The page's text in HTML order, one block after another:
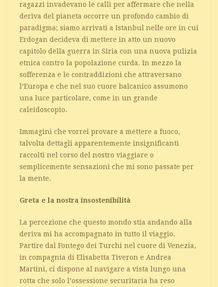
ragazzi invadevano le calli per affermare che nella
deriva del pianeta occorre un profondo cambio di
paradigma; siamo arrivati a Istanbul nelle ore in cui
Erdogan decideva di mettere in atto un nuovo
capitolo della guerra in Siria con una nuova pulizia
etnica contro la popolazione curda. In mezzo la
sofferenza e le contraddizioni che attraversano
l’Europa e che nel suo cuore balcanico assumono
una luce particolare, come in un grande
caleidoscopio.
Immagini che vorrei provare a mettere a fuoco,
talvolta dettagli apparentemente insignificanti
raccolti nel corso del nostro viaggiare o
semplicemente sensazioni che mi sono passate per
la mente.
Greta e la nostra insostenibilità
La percezione che questo mondo stia andando alla
deriva mi ha accompagnato in tutto il viaggio.
Partire dal Fontego dei Turchi nel cuore di Venezia,
in compagnia di Elisabetta Tiveron e Andrea
Martini, ci dispone al navigare a vista lungo una
rotta che solo l’ossessione securitaria ha reso